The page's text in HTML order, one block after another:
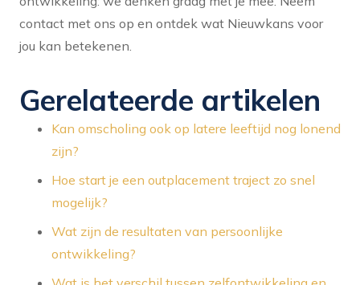
contact met ons op en ontdek wat Nieuwkans voor
jou kan betekenen.
Gerelateerde artikelen
Kan omscholing ook op latere leeftijd nog lonend
zijn?
Hoe start je een outplacement traject zo snel
mogelijk?
Wat zijn de resultaten van persoonlijke
ontwikkeling?